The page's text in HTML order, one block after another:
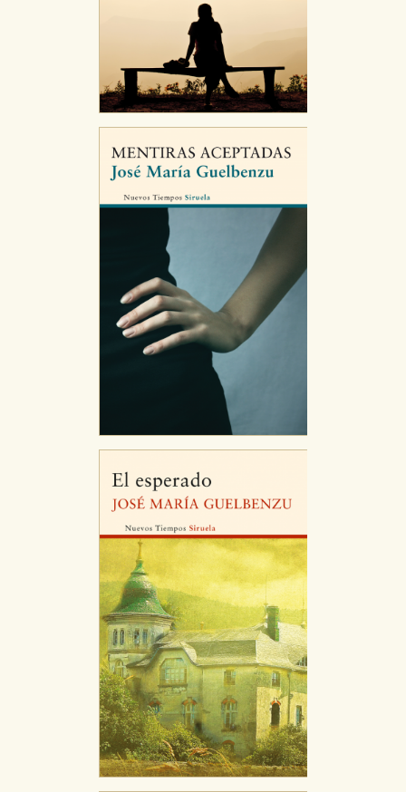
CONFIGURACIÓN DE COOKIES
HABILITAR TODO RECHAZAR TODO
Cookies necesarias
Estas cookies son necesarias para que nuestro sitio
web funcione y no es posible deshabilitarlas desde
nuestro sistema. Es posible hacerlo desde el
navegador, pero en ese caso es posible que algunas
áreas de nuestra web dejen de funcionar
Cookies de rendimiento y analíticas
Estas cookies se utilizan para mejorar su experiencia
de navegación y optimizar el funcionamiento de
nuestro sitio web. Almacenan configuraciones de
servicios para que no tenga que reconfigurarlos cada
vez que nos visita. La información es agregada y, por lo
Cookies de publicidad y redes sociales
Estas cookies son gestionadas por nuestros socios
publicitarios y se utilizan para mostrar publicidad
relevante para sus intereses en otros sitios. No
que se basan en la identificación única de su
navegador y dispositivo de internet.
GUARDAR CONFIGURACIÓN
Puede consultar nuestrapolítica de cookies